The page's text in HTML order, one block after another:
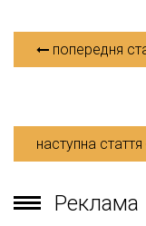
попередня
наступна стаття
Реклама